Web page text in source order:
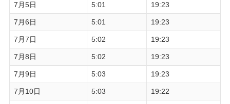
7月5日 5:01 19:23
7月6日 5:01 19:23
7月7日 5:02 19:23
7月8日 5:02 19:23
7月9日 5:03 19:23
7月10日 5:03 19:22